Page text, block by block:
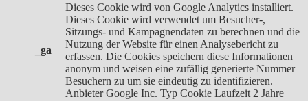
_ga
Dieses Cookie wird von Google Analytics installiert.
Dieses Cookie wird verwendet um Besucher-,
Sitzungs- und Kampagnendaten zu berechnen und die
Nutzung der Website für einen Analysebericht zu
erfassen. Die Cookies speichern diese Informationen
anonym und weisen eine zufällig generierte Nummer
Besuchern zu um sie eindeutig zu identifizieren.
Anbieter Google Inc. Typ Cookie Laufzeit 2 Jahre